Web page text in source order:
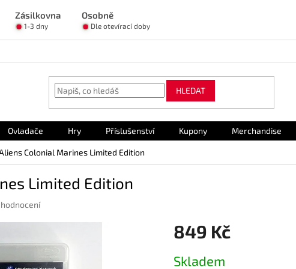
Zásilkovna Osobně
1-3 dny Dle otevírací doby
HLEDAT
Ovladače Hry Příslušenství Kupony Merchandise
Colonial Marines Limited Edition
Limited Edition
849 Kč
cena:
Skladem